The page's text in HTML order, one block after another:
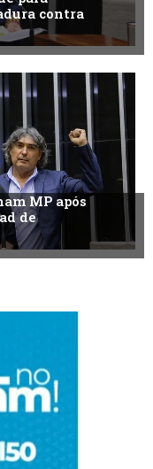
contra
MP após
de